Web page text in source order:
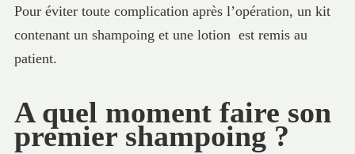
Pour éviter toute complication après l’opération, un kit
contenant un shampoing et une lotion est remis au
patient.
A quel moment faire son
premier shampoing ?